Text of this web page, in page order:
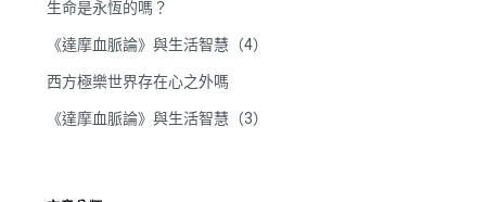
生命是永恆的嗎？
《達摩血脈論》與生活智慧（4）
西方極樂世界存在心之外嗎
《達摩血脈論》與生活智慧（3）